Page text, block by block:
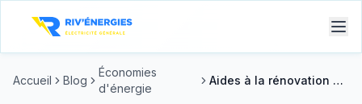
Accueil Blog
Économies
d'énergie
Aides à la rénovation électrique en PACA en 2026 : tout ce qu'il faut savoir